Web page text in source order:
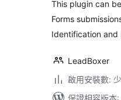
This plugin can
Forms
Identification and
LeadBoxer
啟用安裝數:
保證相容版本